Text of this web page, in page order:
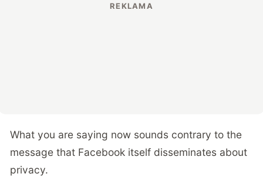
What you are saying now sounds contrary to the
message that Facebook itself disseminates about
privacy.